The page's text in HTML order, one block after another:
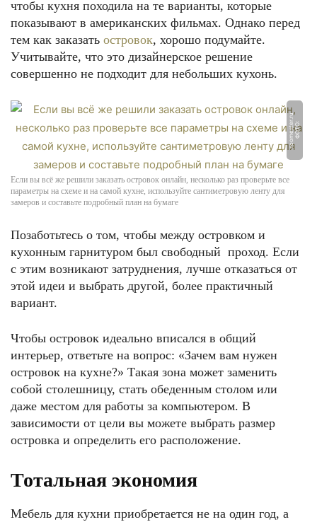
чтобы кухня походила на те варианты, которые
показывают в американских фильмах. Однако перед
тем как заказать островок, хорошо подумайте.
Учитывайте, что это дизайнерское решение
совершенно не подходит для небольших кухонь.
Ф
О
Т
О:
r
o
o
m
e
s
t
e
r.
r
u
Если вы всё же решили заказать островок онлайн, несколько раз проверьте все
параметры на схеме и на самой кухне, используйте сантиметровую ленту для
замеров и составьте подробный план на бумаге
Позаботьтесь о том, чтобы между островком и
кухонным гарнитуром был свободный проход. Если
с этим возникают затруднения, лучше отказаться от
этой идеи и выбрать другой, более практичный
вариант.
Чтобы островок идеально вписался в общий
интерьер, ответьте на вопрос: «Зачем вам нужен
островок на кухне?» Такая зона может заменить
собой столешницу, стать обеденным столом или
даже местом для работы за компьютером. В
зависимости от цели вы можете выбрать размер
островка и определить его расположение.
Тотальная экономия
Мебель для кухни приобретается не на один год, а